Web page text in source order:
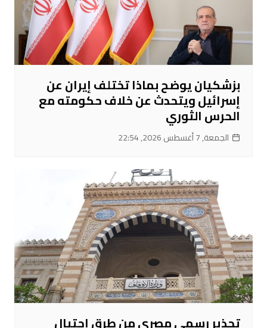
بزشكيان يوضح بماذا تختلف إيران عن
إسرائيل ويتحدث عن خلاف حكومته مع
الحرس الثوري
الجمعة, 7 أغسطس 2026, 22:54
تحذير رسمي مصري من طرق احتيال